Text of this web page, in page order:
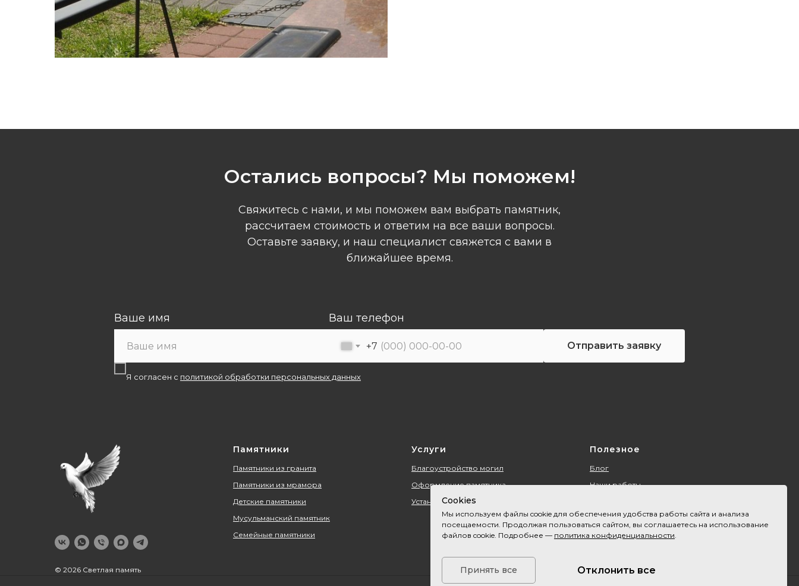
Cookies
Мы используем файлы cookie для обеспечения удобства работы сайта и анализа
посещаемости. Продолжая пользоваться сайтом, вы соглашаетесь на использование
файлов cookie. Подробнее — политика конфиденциальности
Принять все Отклонить все
Остались вопросы? Мы поможем!
Свяжитесь с нами, и мы поможем вам выбрать памятник,
рассчитаем стоимость и ответим на все ваши вопросы.
Оставьте заявку, и наш специалист свяжется с вами в
ближайшее время.
Ваше имя Ваш телефон
+7
Я согласен с политикой обработки персональных данных
Отправить заявку
© 2026 Светлая память
Памятники
Памятники из гранита
Памятники из мрамора
Детские памятники
Мусульманский памятник
Семейные памятники
Услуги
Благоустройство могил
Оформление памятника
Установка памятника
Полезное
Блог
Наши работы
Контакты
Акции
Карта сайта